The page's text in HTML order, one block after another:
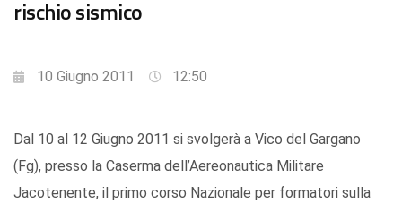
rischio sismico
10 Giugno 2011 12:50
Dal 10 al 12 Giugno 2011 si svolgerà a Vico del Gargano
(Fg), presso la Caserma dell’Aereonautica Militare
Jacotenente, il primo corso Nazionale per formatori sulla